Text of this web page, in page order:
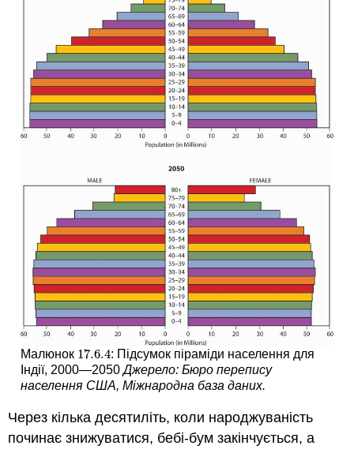
Малюнок 17.6.4
17.6.4: Підсумок піраміди населення для
Індії, 2000—2050Джерело: Бюро перепису
населення США, Міжнародна база даних.
Через кілька десятиліть, коли народжуваність
починає знижуватися, бебі-бум закінчується, а